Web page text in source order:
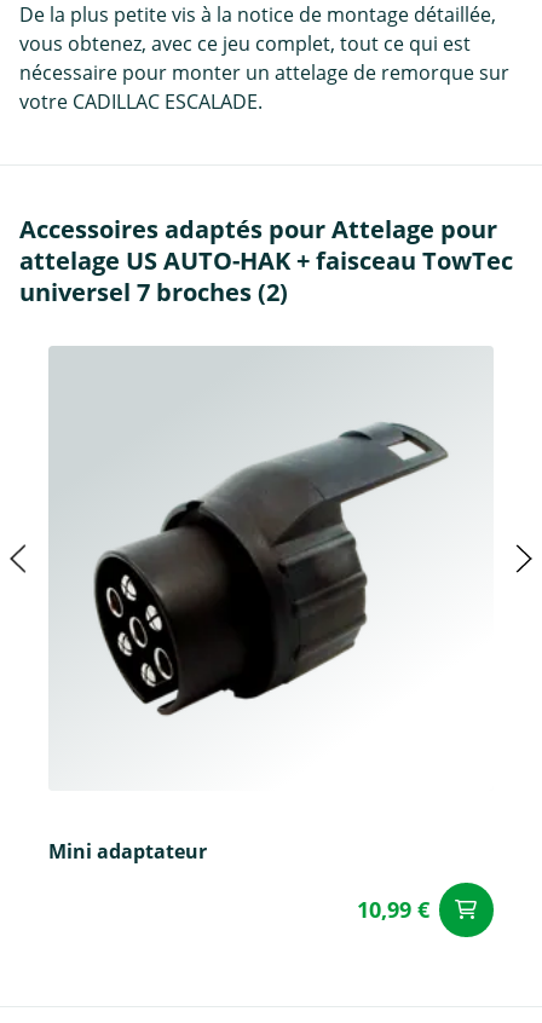
De la plus petite vis à la notice de montage détaillée,
vous obtenez, avec ce jeu complet, tout ce qui est
nécessaire pour monter un attelage de remorque sur
votre CADILLAC ESCALADE.
Accessoires adaptés pour Attelage pour
attelage US AUTO-HAK + faisceau TowTec
universel 7 broches (2)
Mini adaptateur
10,99 €